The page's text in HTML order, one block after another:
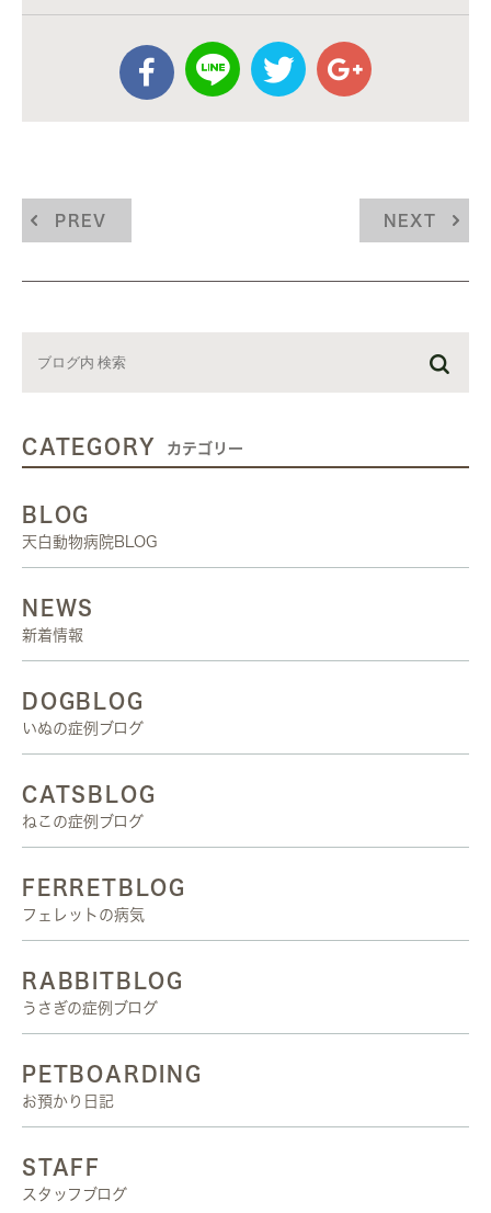
PREV NEXT
CATEGORY カテゴリー
BLOG
天白動物病院BLOG
NEWS
新着情報
DOGBLOG
いぬの症例ブログ
CATSBLOG
ねこの症例ブログ
FERRETBLOG
フェレットの病気
RABBITBLOG
うさぎの症例ブログ
PETBOARDING
お預かり日記
STAFF
スタッフブログ